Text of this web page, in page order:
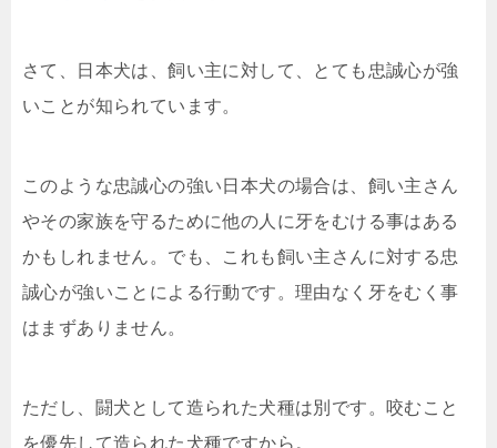
さて、日本犬は、飼い主に対して、とても忠誠心が強
いことが知られています。
このような忠誠心の強い日本犬の場合は、飼い主さん
やその家族を守るために他の人に牙をむける事はある
かもしれません。でも、これも飼い主さんに対する忠
誠心が強いことによる行動です。理由なく牙をむく事
はまずありません。
ただし、闘犬として造られた犬種は別です。咬むこと
を優先して造られた犬種ですから。